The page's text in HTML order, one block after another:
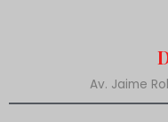
Av. Jaime